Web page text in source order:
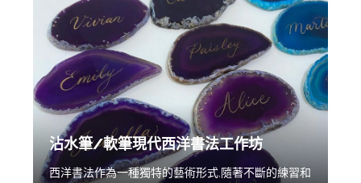
沾水筆/軟筆現代西洋書法工作坊
西洋書法作為一種獨特的藝術形式,隨著不斷的練習和